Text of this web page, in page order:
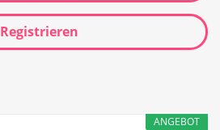
Registrieren
ANGEBOT